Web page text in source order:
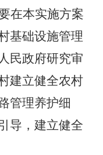
在本实施方案
基础设施管理
人民政府研究审
建立健全农村
管理养护细
导，建立健全